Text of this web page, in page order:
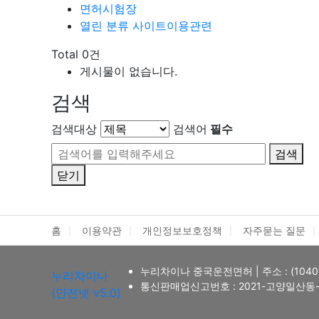
면허시험장
열린 분류 사이트이용관련
Total 0건
게시물이 없습니다.
검색
검색대상 검색어 필수
검색
닫기
홈 이용약관 개인정보보호정책 자주묻는 질문
누리차이나
(안전넷 v5.0)
누리차이나 중국운전면허
주소 :
통신판매업신고번호 : 2021-고양일산